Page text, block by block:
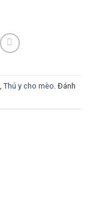
Thú y cho mèo . Đánh